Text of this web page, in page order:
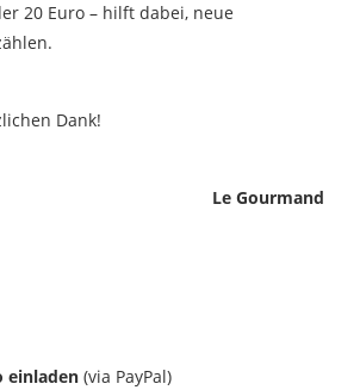
20 Euro – hilft dabei, neue
Dank!
Le Gourmand
einladen (via PayPal)